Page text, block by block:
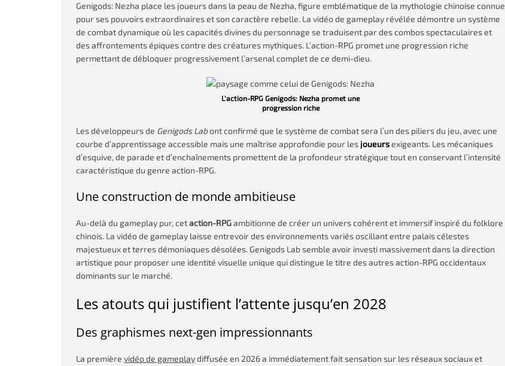
Genigods: Nezha place les joueurs dans la peau de Nezha, figure emblématique de la mythologie chinoise connue
pour ses pouvoirs extraordinaires et son caractère rebelle. La vidéo de gameplay révélée démontre un système
de combat dynamique où les capacités divines du personnage se traduisent par des combos spectaculaires et
des affrontements épiques contre des créatures mythiques. L’action-RPG promet une progression riche
permettant de débloquer progressivement l’arsenal complet de ce demi-dieu.
L’action-RPG Genigods: Nezha promet une
progression riche
Les développeurs de Genigods Labont confirmé que le système de combat sera l’un des piliers du jeu, avec une
courbe d’apprentissage accessible mais une maîtrise approfondie pour les joueursexigeants. Les mécaniques
d’esquive, de parade et d’enchaînements promettent de la profondeur stratégique tout en conservant l’intensité
caractéristique du genre action-RPG.
Une construction de monde ambitieuse
Au-delà du gameplay pur, cetaction-RPGambitionne de créer un univers cohérent et immersif inspiré du folklore
chinois. La vidéo de gameplay laisse entrevoir des environnements variés oscillant entre palais célestes
majestueux et terres démoniaques désolées. Genigods Lab semble avoir investi massivement dans la direction
artistique pour proposer une identité visuelle unique qui distingue le titre des autres action-RPG occidentaux
dominants sur le marché.
Les atouts qui justifient l’attente jusqu’en 2028
Des graphismes next-gen impressionnants
La première vidéo de gameplaydiffusée en 2026 a immédiatement fait sensation sur les réseaux sociaux et